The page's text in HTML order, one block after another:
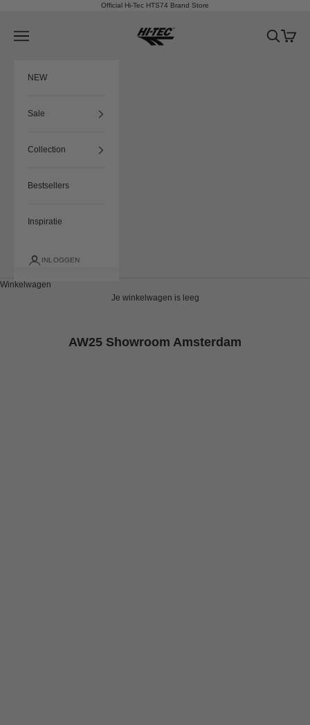
Official Hi-Tec HTS74 Brand Store
HTS74
Menu Zoeken
NEW
Sale
Collection
Bestsellers
Inspiratie
INLOGGEN
Winkelwagen
Je winkelwagen is leeg
AW25 Showroom Amsterdam